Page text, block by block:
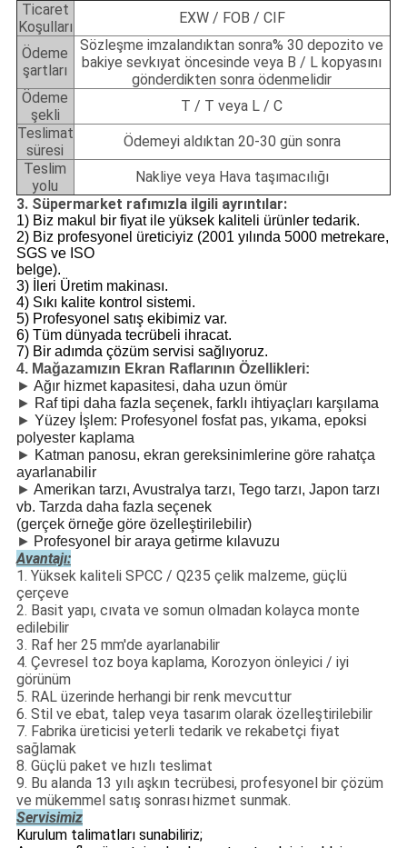
Ticaret
Koşulları
EXW / FOB / CIF
Ödeme
şartları
Sözleşme imzalandıktan sonra% 30 depozito ve
bakiye sevkıyat öncesinde veya B / L kopyasını
gönderdikten sonra ödenmelidir
Ödeme
şekli
T / T veya L / C
Teslimat
süresi
Ödemeyi aldıktan 20-30 gün sonra
Teslim
yolu
Nakliye veya Hava taşımacılığı
3. Süpermarket rafımızla ilgili ayrıntılar:
1) Biz makul bir fiyat ile yüksek kaliteli ürünler tedarik.
2) Biz profesyonel üreticiyiz (2001 yılında 5000 metrekare,
SGS ve ISO
belge).
3) İleri Üretim makinası.
4) Sıkı kalite kontrol sistemi.
5) Profesyonel satış ekibimiz var.
6) Tüm dünyada tecrübeli ihracat.
7) Bir adımda çözüm servisi sağlıyoruz.
4. Mağazamızın Ekran Raflarının Özellikleri:
► Ağır hizmet kapasitesi, daha uzun ömür
► Raf tipi daha fazla seçenek, farklı ihtiyaçları karşılama
► Yüzey İşlem: Profesyonel fosfat pas, yıkama, epoksi
polyester kaplama
► Katman panosu, ekran gereksinimlerine göre rahatça
ayarlanabilir
► Amerikan tarzı, Avustralya tarzı, Tego tarzı, Japon tarzı
vb. Tarzda daha fazla seçenek
(gerçek örneğe göre özelleştirilebilir)
► Profesyonel bir araya getirme kılavuzu
Avantajı:
1. Yüksek kaliteli SPCC / Q235 çelik malzeme, güçlü
çerçeve
2. Basit yapı, cıvata ve somun olmadan kolayca monte
edilebilir
3. Raf her 25 mm'de ayarlanabilir
4. Çevresel toz boya kaplama, Korozyon önleyici / iyi
görünüm
5. RAL üzerinde herhangi bir renk mevcuttur
6. Stil ve ebat, talep veya tasarım olarak özelleştirilebilir
7. Fabrika üreticisi yeterli tedarik ve rekabetçi fiyat
sağlamak
8. Güçlü paket ve hızlı teslimat
9. Bu alanda 13 yılı aşkın tecrübesi, profesyonel bir çözüm
ve mükemmel satış sonrası hizmet sunmak.
Servisimiz
Kurulum talimatları sunabiliriz;